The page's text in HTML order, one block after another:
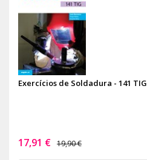
Exercícios de Soldadura - 141 TIG
17,91 € 19,90 €